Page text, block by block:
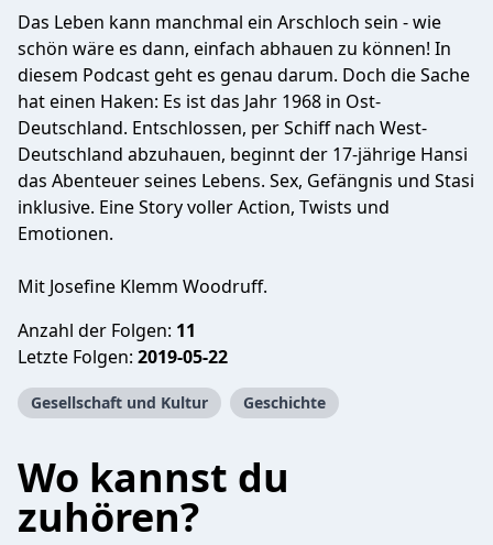
Das Leben kann manchmal ein Arschloch sein - wie
schön wäre es dann, einfach abhauen zu können! In
diesem Podcast geht es genau darum. Doch die Sache
hat einen Haken: Es ist das Jahr 1968 in Ost-
Deutschland. Entschlossen, per Schiff nach West-
Deutschland abzuhauen, beginnt der 17-jährige Hansi
das Abenteuer seines Lebens. Sex, Gefängnis und Stasi
inklusive. Eine Story voller Action, Twists und
Emotionen.
Mit Josefine Klemm Woodruff.
Anzahl der Folgen: 11
Letzte Folgen: 2019-05-22
Gesellschaft und Kultur Geschichte
Wo kannst du
zuhören?